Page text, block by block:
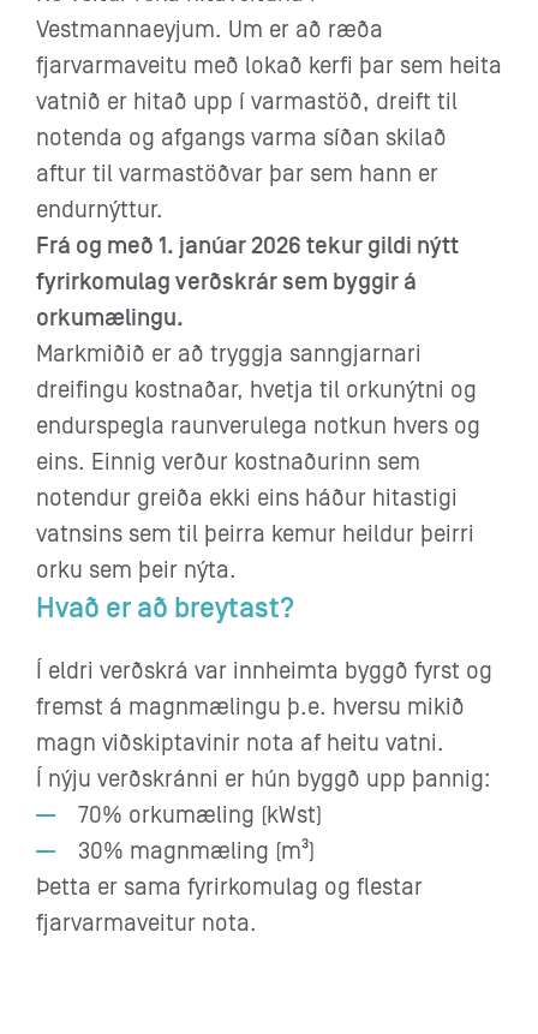
Vestmannaeyjum. Um er að ræða
fjarvarmaveitu með lokað kerfi þar sem heita
vatnið er hitað upp í varmastöð, dreift til
notenda og afgangs varma síðan skilað
aftur til varmastöðvar þar sem hann er
endurnýttur.
Frá og með 1. janúar 2026 tekur gildi nýtt
fyrirkomulag verðskrár sem byggir á
orkumælingu.
Markmiðið er að tryggja sanngjarnari
dreifingu kostnaðar, hvetja til orkunýtni og
endurspegla raunverulega notkun hvers og
eins. Einnig verður kostnaðurinn sem
notendur greiða ekki eins háður hitastigi
vatnsins sem til þeirra kemur heildur þeirri
orku sem þeir nýta.
Hvað er að breytast?
Í eldri verðskrá var innheimta byggð fyrst og
fremst á magnmælingu þ.e. hversu mikið
magn viðskiptavinir nota af heitu vatni.
Í nýju verðskránni er hún byggð upp þannig:
70% orkumæling (kWst)
30% magnmæling (m³)
Þetta er sama fyrirkomulag og flestar
fjarvarmaveitur nota.